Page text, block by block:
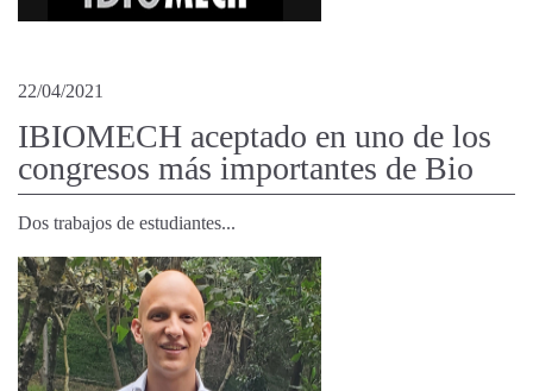
22/04/2021
IBIOMECH aceptado en uno de los
congresos más importantes de Bio
Dos trabajos de estudiantes...